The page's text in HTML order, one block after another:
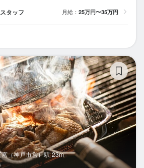
タッフ 月給： 25万円〜35万円
宮（神戸市営）駅 23m